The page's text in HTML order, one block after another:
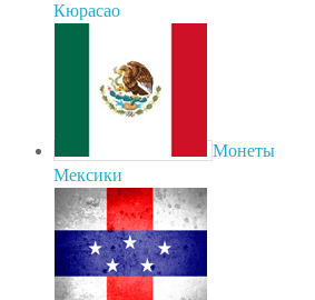
Кюрасао
Монеты
Мексики